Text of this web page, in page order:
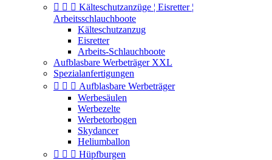
   Kälteschutzanzüge ¦ Eisretter ¦
Arbeitsschlauchboote
Kälteschutzanzug
Eisretter
Arbeits-Schlauchboote
Aufblasbare Werbeträger XXL
Spezialanfertigungen
   Aufblasbare Werbeträger
Werbesäulen
Werbezelte
Werbetorbogen
Skydancer
Heliumballon
   Hüpfburgen